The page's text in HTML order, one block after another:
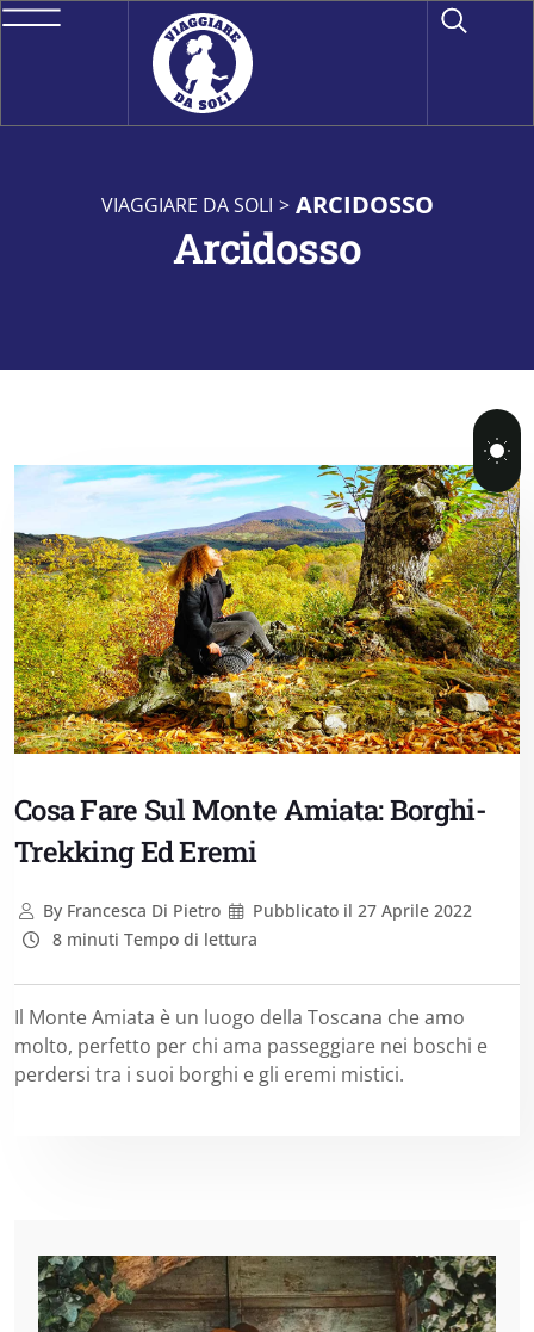
VIAGGIARE DA SOLI > ARCIDOSSO
Arcidosso
Cosa Fare Sul Monte Amiata: Borghi-
Trekking Ed Eremi
ByFrancesca Di Pietro Pubblicato il 27 Aprile 2022
8 minuti Tempo di lettura
Il Monte Amiata è un luogo della Toscana che amo
molto, perfetto per chi ama passeggiare nei boschi e
perdersi tra i suoi borghi e gli eremi mistici.